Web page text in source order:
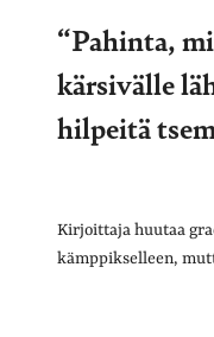
“Pahinta,
kärsivälle
hilpeitä
Kirjoittaja huutaa
kämppikselleen,